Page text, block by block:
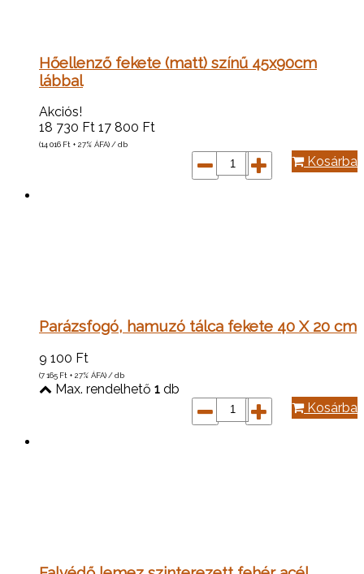
Hőellenző fekete (matt) színű 45x90cm
lábbal
Akciós!
18 730 Ft 17 800 Ft
(14 016 Ft + 27% ÁFA) / db
Kosárba
Parázsfogó, hamuzó tálca fekete 40 X 20 cm
9 100 Ft
(7 165 Ft + 27% ÁFA) / db
Max. rendelhető 1 db
Kosárba